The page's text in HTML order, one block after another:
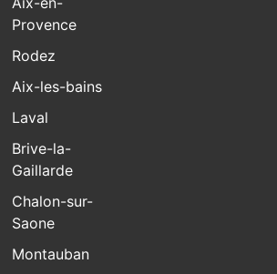
Provence
Rodez
Aix-les-bains
Laval
Brive-la-
Gaillarde
Chalon-sur-
Saone
Montauban